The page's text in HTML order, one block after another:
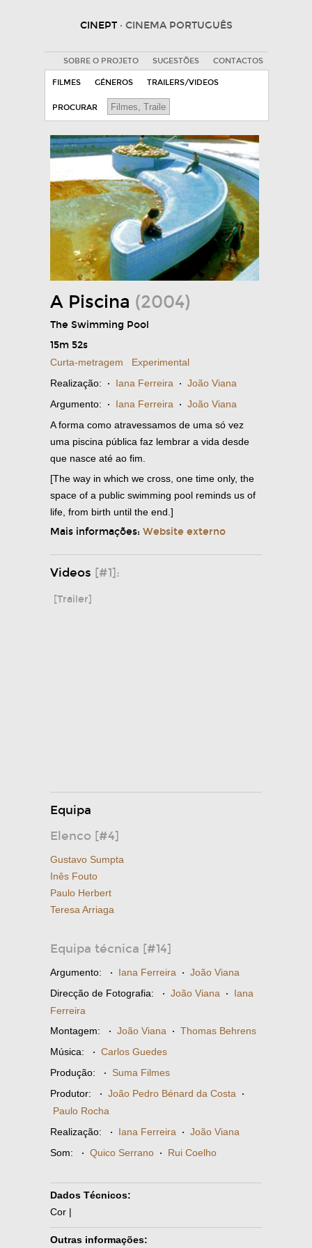
CINEPT · CINEMA PORTUGUÊS
SOBRE O PROJETO SUGESTÕES CONTACTOS
FILMES GÉNEROS TRAILERS/VIDEOS
PROCURAR
A Piscina (2004)
The Swimming Pool
15m 52s
Curta-metragem
Experimental
Realização: · Iana Ferreira · João Viana
Argumento: · Iana Ferreira · João Viana
A forma como atravessamos de uma só vez
uma piscina pública faz lembrar a vida desde
que nasce até ao fim.
[The way in which we cross, one time only, the
space of a public swimming pool reminds us of
life, from birth until the end.]
Mais informações: Website externo
Videos [#1]:
[Trailer]
Equipa
Elenco [#4]
Gustavo Sumpta
Inês Fouto
Paulo Herbert
Teresa Arriaga
Equipa técnica [#14]
Argumento: · Iana Ferreira · João Viana
Direcção de Fotografia: · João Viana · Iana
Ferreira
Montagem: · João Viana · Thomas Behrens
Música: · Carlos Guedes
Produção: · Suma Filmes
Produtor: · João Pedro Bénard da Costa ·
Paulo Rocha
Realização: · Iana Ferreira · João Viana
Som: · Quico Serrano · Rui Coelho
Dados Técnicos:
Cor |
Outras informações: